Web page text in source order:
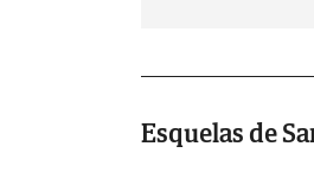
Esquelas de